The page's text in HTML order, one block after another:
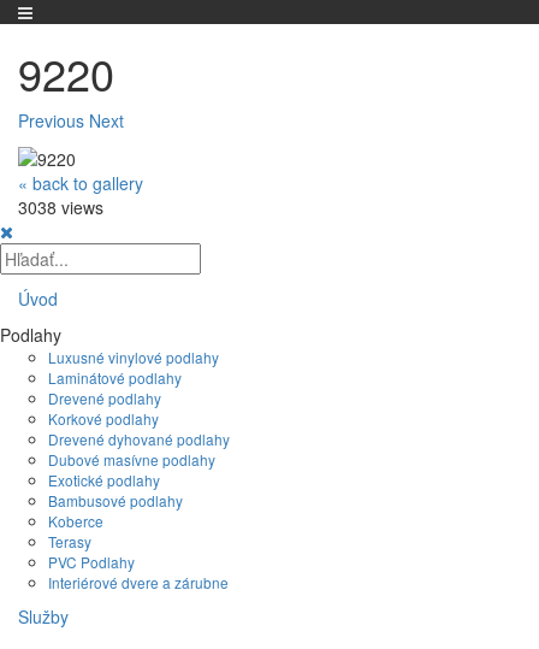
9220
Previous Next
« back to gallery
3038 views
Úvod
Podlahy
Luxusné vinylové podlahy
Laminátové podlahy
Drevené podlahy
Korkové podlahy
Drevené dyhované podlahy
Dubové masívne podlahy
Exotické podlahy
Bambusové podlahy
Koberce
Terasy
PVC Podlahy
Interiérové dvere a zárubne
Služby